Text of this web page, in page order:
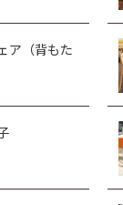
ア（背もた